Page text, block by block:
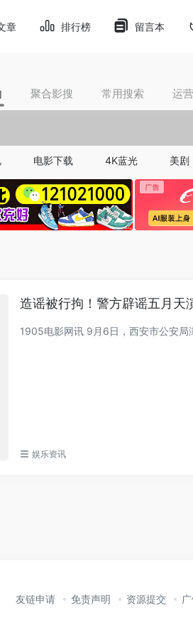
章 排行榜 留言本
聚合影搜 常用搜索 运
电影下载 4K蓝光 美剧
造谣被行拘！警方辟谣五月天
1905电影网讯 9月6日，西安市公安局
娱乐资讯
友链申请 免责声明 资源提交